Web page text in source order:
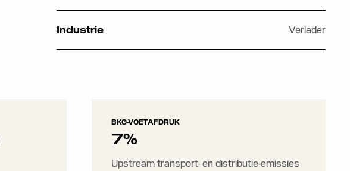
Industrie Verlader
BKG-VOETAFDRUK
7%
Upstream transport- en distributie-emissies